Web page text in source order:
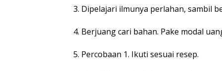
3. Dipelajari ilmunya perlahan, sambil
4. Berjuang cari bahan. Pake modal
5. Percobaan 1. Ikuti sesuai resep.